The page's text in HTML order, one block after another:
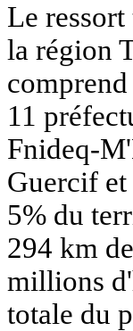
Le
la région
11
Fnideq-
Guercif et
5% du
294 km
millions
totale du